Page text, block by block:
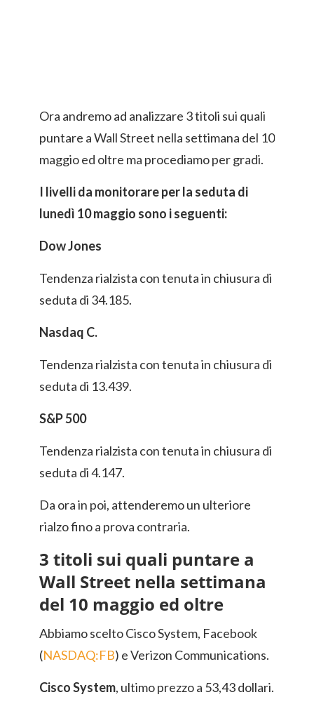
Ora andremo ad analizzare 3 titoli sui quali
puntare a Wall Street nella settimana del 10
maggio ed oltre ma procediamo per gradi.
I livelli da monitorare per la seduta di
lunedì 10 maggio sono i seguenti:
Dow Jones
Tendenza rialzista con tenuta in chiusura di
seduta di 34.185.
Nasdaq C.
Tendenza rialzista con tenuta in chiusura di
seduta di 13.439.
S&P 500
Tendenza rialzista con tenuta in chiusura di
seduta di 4.147.
Da ora in poi, attenderemo un ulteriore
rialzo fino a prova contraria.
3 titoli sui quali puntare a
Wall Street nella settimana
del 10 maggio ed oltre
Abbiamo scelto Cisco System, Facebook
(NASDAQ:FB) e Verizon Communications.
Cisco System, ultimo prezzo a 53,43 dollari.